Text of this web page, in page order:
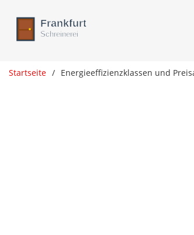
Startseite Energieeffizienzklassen und